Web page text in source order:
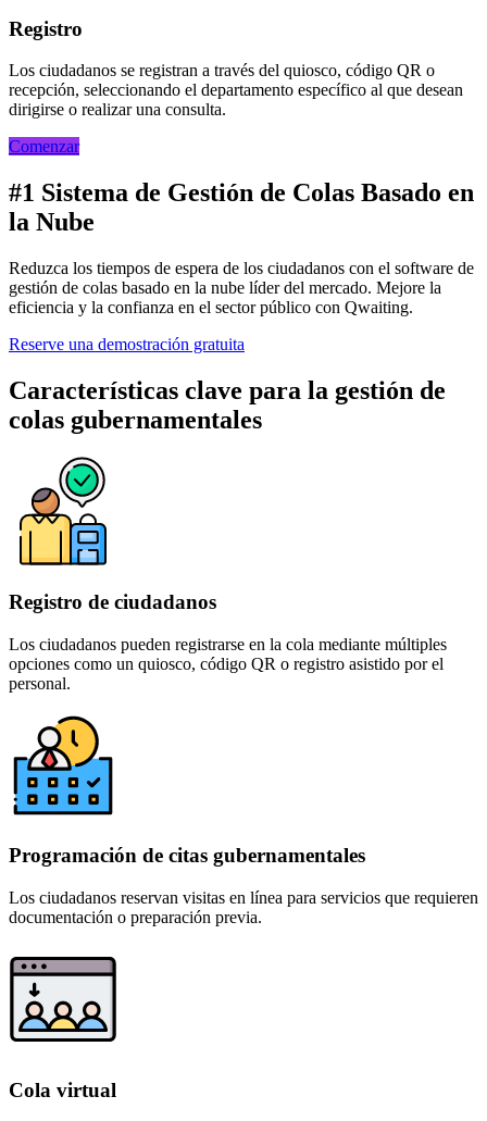
Registro
Los ciudadanos se registran a través del quiosco, código QR o
recepción, seleccionando el departamento específico al que desean
dirigirse o realizar una consulta.
Comenzar
#1 Sistema de Gestión de Colas Basado en
la Nube
Reduzca los tiempos de espera de los ciudadanos con el software de
gestión de colas basado en la nube líder del mercado. Mejore la
eficiencia y la confianza en el sector público con Qwaiting.
Reserve una demostración gratuita
Características clave para la gestión de
colas gubernamentales
Registro de ciudadanos
Los ciudadanos pueden registrarse en la cola mediante múltiples
opciones como un quiosco, código QR o registro asistido por el
personal.
Programación de citas gubernamentales
Los ciudadanos reservan visitas en línea para servicios que requieren
documentación o preparación previa.
Cola virtual